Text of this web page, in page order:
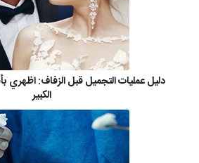
دليل عمليات التجميل قبل الزفاف:
الكبير